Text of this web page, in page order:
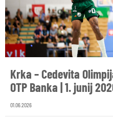
Krka – Cedevita
OTP Banka | 1. junij
01.06.2026